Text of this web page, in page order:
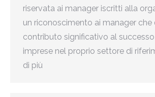
riservata ai manager iscritti alla
un riconoscimento ai manager che
contributo significativo al
imprese nel proprio settore di
di più